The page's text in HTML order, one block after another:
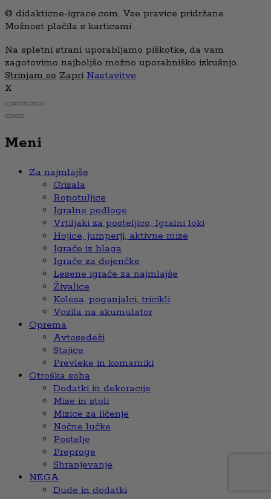
© didakticne-igrace.com. Vse pravice pridržane.
Možnost plačila s karticami
Na spletni strani uporabljamo piškotke, da vam
zagotovimo najboljšo možno uporabniško izkušnjo.
Strinjam se Zapri Nastavitve
X
Meni
Za najmlajše
Grizala
Ropotuljice
Igralne podloge
Vrtiljaki za posteljico, Igralni loki
Hojice, jumperji, aktivne mize
Igrače iz blaga
Igrače za dojenčke
Lesene igrače za najmlajše
Živalice
Kolesa, poganjalci, tricikli
Vozila na akumulator
Oprema
Avtosedeži
Stajice
Prevleke in komarniki
Otroška soba
Dodatki in dekoracije
Mize in stoli
Mizice za ličenje
Nočne lučke
Postelje
Preproge
Shranjevanje
NEGA
Dude in dodatki